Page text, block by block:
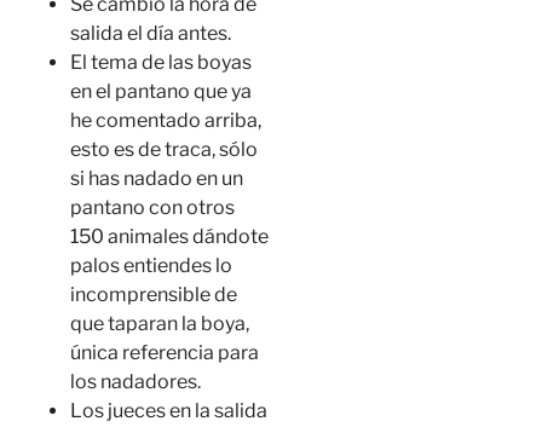
salida el día antes.
El tema de las boyas
en el pantano que ya
he comentado arriba,
esto es de traca, sólo
si has nadado en un
pantano con otros
150 animales dándote
palos entiendes lo
incomprensible de
que taparan la boya,
única referencia para
los nadadores.
Los jueces en la salida